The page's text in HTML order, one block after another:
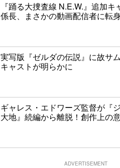
『踊る大捜査線 N.E.W.』追加
係長、まさかの動画配信者に転
実写版『ゼルダの伝説』に故
キャストが明らかに
ギャレス・エドワーズ監督が『
大地』続編から離脱！創作上の
ADVERTISEMENT